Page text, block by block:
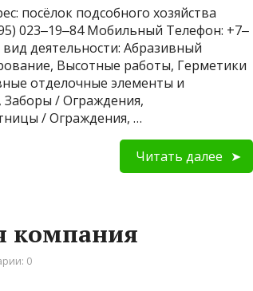
посёлок подсобного хозяйства
023‒19‒84 Мобильный Телефон: +7‒
деятельности: Абразивный
Высотные работы, Герметики
отделочные элементы и
/ Ограждения,
/ Ограждения, …
Читать далее
компания
0